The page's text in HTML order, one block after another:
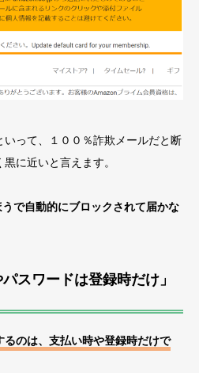
いって、１００％詐欺メールだと断
に近いと言えます。
で自動的にブロックされて届かな
スワードは登録時だけ」
るのは、支払い時や登録時だけで